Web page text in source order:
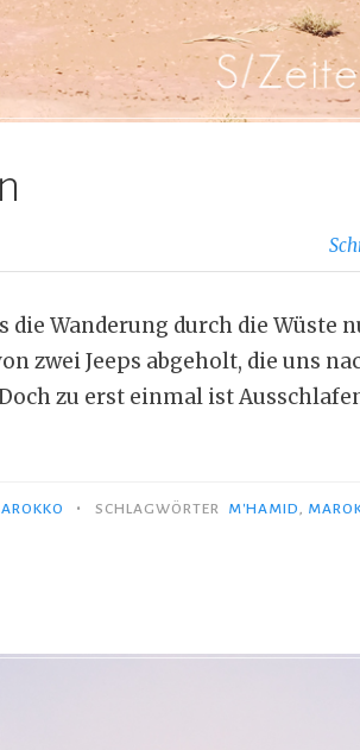
die Wanderung durch die Wüste
zwei Jeeps abgeholt, die uns
zu erst einmal ist
• SCHLAGWÖRTER M'HAMID